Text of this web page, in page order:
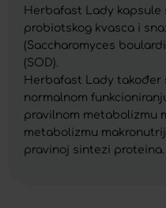
Herbafast Lady kapsule
probiotskog kvasca i
(Saccharomyces
(SOD).
Herbafast Lady također
normalnom
pravilnom metabolizmu
metabolizmu
pravinoj sintezi proteina.